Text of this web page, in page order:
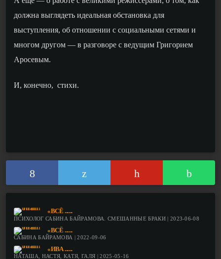
должна выглядеть идеальная обстановка для
выступления, об отношении с социальными сетями и
многом другом — в разговоре с ведущим Григорием
Аросевым.
И, конечно, стихи.
«ВСЁ ......
ПСИХОЛОГ САБИНА БАЙРАМОВА. СМЕШАННЫЕ БРАКИ | 2023-06-08
«ВСЁ ......
САБИНА БАЙРАМОВА | 2022-09-06
«ИВА ......
НАТАША, НАСТЯ, КАТЯ, ГАЛЯ | 2025-05-16